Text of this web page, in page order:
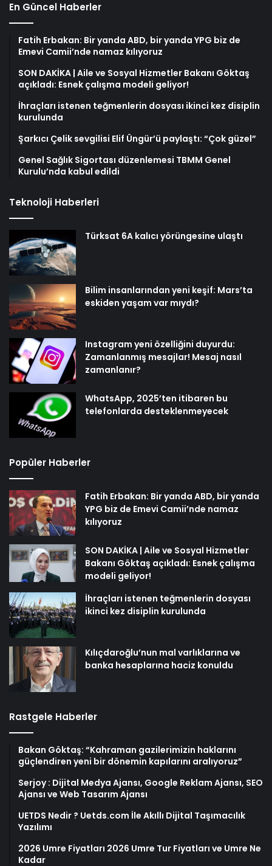
En Güncel Haberler
Fatih Erbakan: Bir yanda ABD, bir yanda YPG biz de
Emevi Camii’nde namaz kılıyoruz
SON DAKİKA | Aile ve Sosyal Hizmetler Bakanı Göktaş
açıkladı: Esnek çalışma modeli geliyor!
İhraçları istenen teğmenlerin dosyası ikinci kez disiplin
kurulunda
Şarkıcı Çelik sevgilisi Elif Üngür’ü paylaştı: “Çok güzel”
Genel Sağlık Sigortası düzenlemesi TBMM Genel
Kurulu’nda kabul edildi
Teknoloji Haberleri
Türksat 6A kalıcı yörüngesine ulaştı
Bilim insanlarından yeni keşif: Mars’ta
eskiden yaşam var mıydı?
Instagram yeni özelliğini duyurdu:
Zamanlanmış mesajlar! Mesaj nasıl
zamanlanır?
WhatsApp, 2025’ten itibaren bu
telefonlarda desteklenmeyecek
Popüler Haberler
Fatih Erbakan: Bir yanda ABD, bir yanda
YPG biz de Emevi Camii’nde namaz
kılıyoruz
SON DAKİKA | Aile ve Sosyal Hizmetler
Bakanı Göktaş açıkladı: Esnek çalışma
modeli geliyor!
İhraçları istenen teğmenlerin dosyası
ikinci kez disiplin kurulunda
Kılıçdaroğlu’nun mal varlıklarına ve
banka hesaplarına haciz konuldu
Rastgele Haberler
Bakan Göktaş: “Kahraman gazilerimizin haklarını
güçlendiren yeni bir dönemin kapılarını aralıyoruz”
Serjoy : Dijital Medya Ajansı, Google Reklam Ajansı, SEO
Ajansı ve Web Tasarım Ajansı
UETDS Nedir ? Uetds.com İle Akıllı Dijital Taşımacılık
Yazılımı
2026 Umre Fiyatları 2026 Umre Tur Fiyatları ve Umre Ne
Kadar